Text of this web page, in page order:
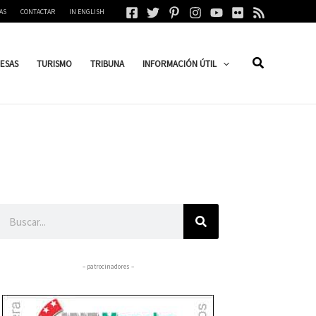
CONTACTAR IN ENGLISH
TURISMO TRIBUNA INFORMACIÓN ÚTIL
– patrocinadores –